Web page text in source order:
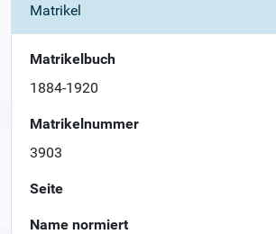
Matrikel
Matrikelbuch
1884-1920
Matrikelnummer
3903
Seite
Name normiert